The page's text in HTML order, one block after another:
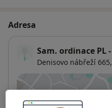
Adresa
Sam. ordinace PL
Denisovo nábřeží 665,